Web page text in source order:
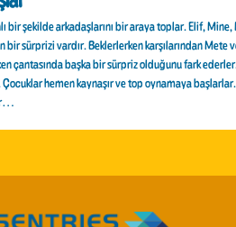
bir şekilde arkadaşlarını bir araya toplar. Elif,
bir sürprizi vardır. Beklerlerken karşılarından Mete
çantasında başka bir sürpriz olduğunu fark
Çocuklar hemen kaynaşır ve top oynamaya